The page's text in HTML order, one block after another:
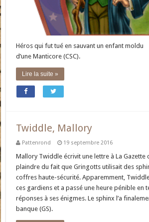
Héros qui fut tué en sauvant un enfant moldu
d’une Manticore (CSC).
Lire la suite »
Twiddle, Mallory
Pattenrond 19 septembre 2016
Mallory Twiddle écrivit une lettre à La Gazette
plaindre du fait que Gringotts utilisait des
coffres haute-sécurité. Apparemment,
ces gardiens et a passé une heure pénible en
réponses à ses énigmes. Le sphinx l’a
banque (GS).